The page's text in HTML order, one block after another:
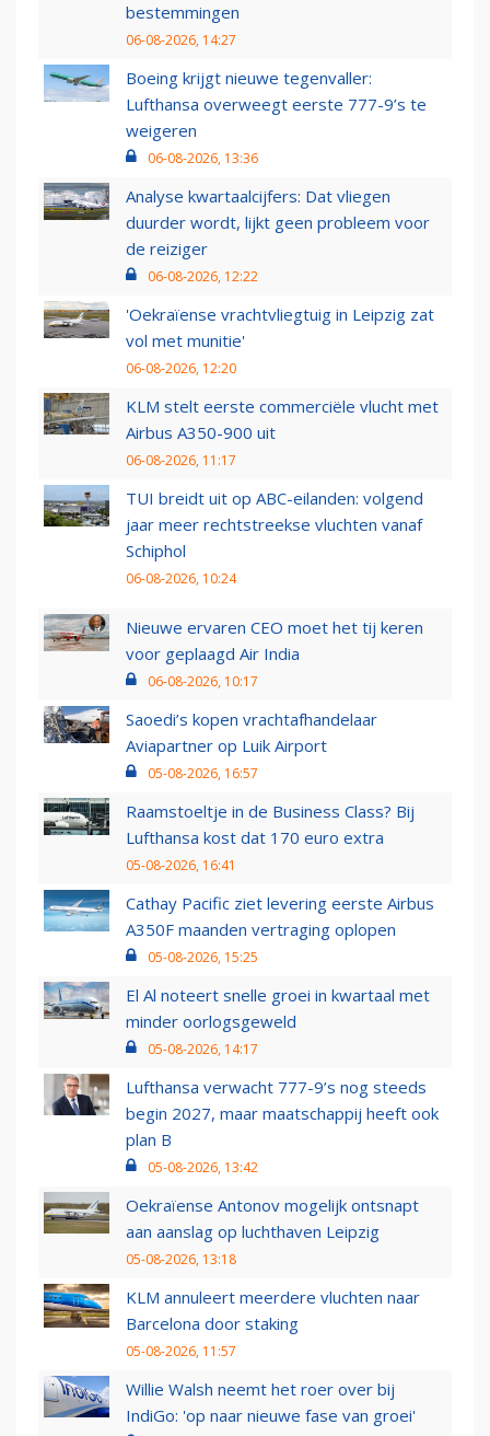
bestemmingen
06-08-2026, 14:27
Boeing krijgt nieuwe tegenvaller:
Lufthansa overweegt eerste 777-9’s te
weigeren
06-08-2026, 13:36
Analyse kwartaalcijfers: Dat vliegen
duurder wordt, lijkt geen probleem voor
de reiziger
06-08-2026, 12:22
'Oekraïense vrachtvliegtuig in Leipzig zat
vol met munitie'
06-08-2026, 12:20
KLM stelt eerste commerciële vlucht met
Airbus A350-900 uit
06-08-2026, 11:17
TUI breidt uit op ABC-eilanden: volgend
jaar meer rechtstreekse vluchten vanaf
Schiphol
06-08-2026, 10:24
Nieuwe ervaren CEO moet het tij keren
voor geplaagd Air India
06-08-2026, 10:17
Saoedi’s kopen vrachtafhandelaar
Aviapartner op Luik Airport
05-08-2026, 16:57
Raamstoeltje in de Business Class? Bij
Lufthansa kost dat 170 euro extra
05-08-2026, 16:41
Cathay Pacific ziet levering eerste Airbus
A350F maanden vertraging oplopen
05-08-2026, 15:25
El Al noteert snelle groei in kwartaal met
minder oorlogsgeweld
05-08-2026, 14:17
Lufthansa verwacht 777-9’s nog steeds
begin 2027, maar maatschappij heeft ook
plan B
05-08-2026, 13:42
Oekraïense Antonov mogelijk ontsnapt
aan aanslag op luchthaven Leipzig
05-08-2026, 13:18
KLM annuleert meerdere vluchten naar
Barcelona door staking
05-08-2026, 11:57
Willie Walsh neemt het roer over bij
IndiGo: 'op naar nieuwe fase van groei'